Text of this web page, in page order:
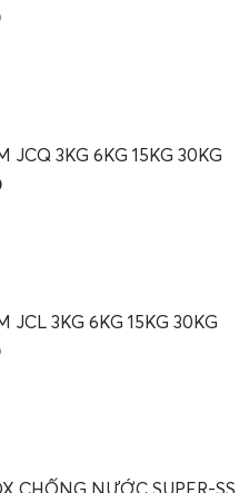
Ngoài ra, bụi bẩn hoặc
tượng này. Để khắc
điện ổn định, vệ sinh sạch
nhân và xử lý triệt để.
điện tử cân lúa bị
JCQ 3KG 6KG 15KG 30KG
JCL 3KG 6KG 15KG 30KG
CHỐNG NƯỚC SUPER-SS